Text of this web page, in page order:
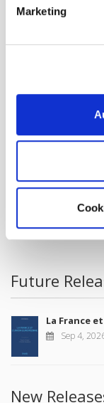
Marketing
SCIENCES PO
help public and
CONTACTS
FOR BOOKSHOPS
CONDITIONS OF SALE
MY ACCOUNT
Future
La France
Sep 4,
New